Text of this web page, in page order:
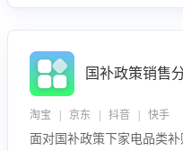
国补政策销售
淘宝 | 京东 | 抖音 | 快手
面对国补政策下家电品类